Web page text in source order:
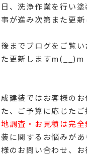
、洗浄作業を行い塗
が進み次第また更
までブログをご覧い
た更新しますm(__)m
建装ではお客様の
た、ご予算に応じたご
調査・お見積は完全
に関するお悩みが
のお問い合わせ、お